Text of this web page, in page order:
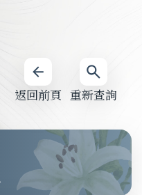
重新查詢
返回前頁